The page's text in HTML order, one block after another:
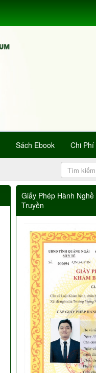
Sách Ebook Chi
Giấy Phép Hành
Truyền